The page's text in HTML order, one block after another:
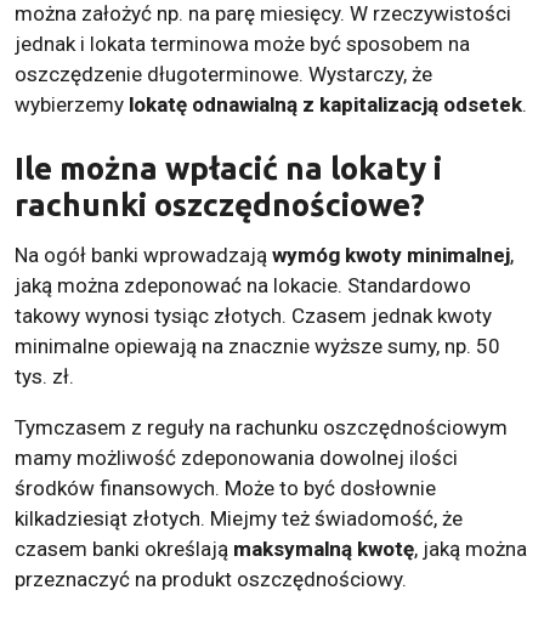
można założyć np. na parę miesięcy. W rzeczywistości
jednak i lokata terminowa może być sposobem na
oszczędzenie długoterminowe. Wystarczy, że
wybierzemy lokatę odnawialną z kapitalizacją odsetek.
Ile można wpłacić na lokaty i
rachunki oszczędnościowe?
Na ogół banki wprowadzają wymóg kwoty minimalnej,
jaką można zdeponować na lokacie. Standardowo
takowy wynosi tysiąc złotych. Czasem jednak kwoty
minimalne opiewają na znacznie wyższe sumy, np. 50
tys. zł.
Tymczasem z reguły na rachunku oszczędnościowym
mamy możliwość zdeponowania dowolnej ilości
środków finansowych. Może to być dosłownie
kilkadziesiąt złotych. Miejmy też świadomość, że
czasem banki określają maksymalną kwotę, jaką można
przeznaczyć na produkt oszczędnościowy.